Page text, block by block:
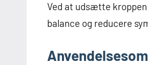
Ved at udsætte
balance og reducere